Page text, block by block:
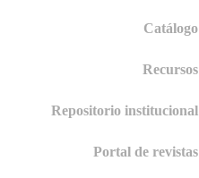
Catálogo
Recursos
Repositorio institucional
Portal de revistas